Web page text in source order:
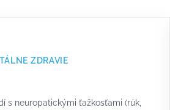
ZDRAVIE
s neuropatickými ťažkosťami (rúk,